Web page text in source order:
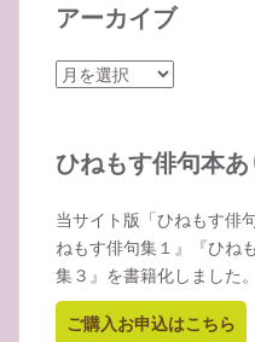
アーカイブ
ア
イ
ひねもす俳句本あ
当サイト版「ひねもす俳
ねもす俳句集１』『ひ
集３』を書籍化しました。
ご購入お申込はこちら